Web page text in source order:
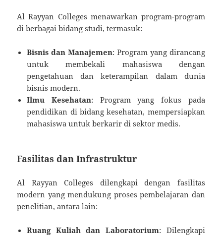
Al Rayyan Colleges menawarkan program-program
di berbagai bidang studi, termasuk:
Bisnis dan Manajemen: Program yang dirancang
untuk membekali mahasiswa dengan
pengetahuan dan keterampilan dalam dunia
bisnis modern.
Ilmu Kesehatan: Program yang fokus pada
pendidikan di bidang kesehatan, mempersiapkan
mahasiswa untuk berkarir di sektor medis.
Fasilitas dan Infrastruktur
Al Rayyan Colleges dilengkapi dengan fasilitas
modern yang mendukung proses pembelajaran dan
penelitian, antara lain:
Ruang Kuliah dan Laboratorium: Dilengkapi